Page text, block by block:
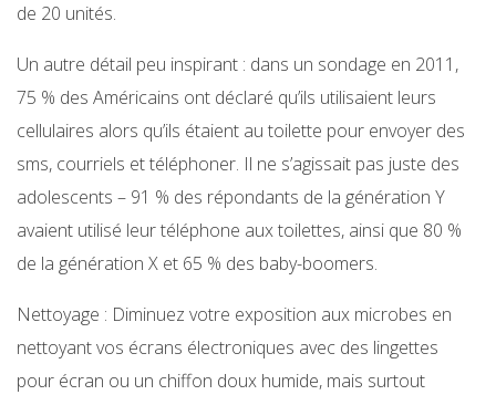
de 20 unités.
Un autre détail peu inspirant : dans un sondage en 2011,
75 % des Américains ont déclaré qu’ils utilisaient leurs
cellulaires alors qu’ils étaient au toilette pour envoyer des
sms, courriels et téléphoner. Il ne s’agissait pas juste des
adolescents – 91 % des répondants de la génération Y
avaient utilisé leur téléphone aux toilettes, ainsi que 80 %
de la génération X et 65 % des baby-boomers.
Nettoyage : Diminuez votre exposition aux microbes en
nettoyant vos écrans électroniques avec des lingettes
pour écran ou un chiffon doux humide, mais surtout